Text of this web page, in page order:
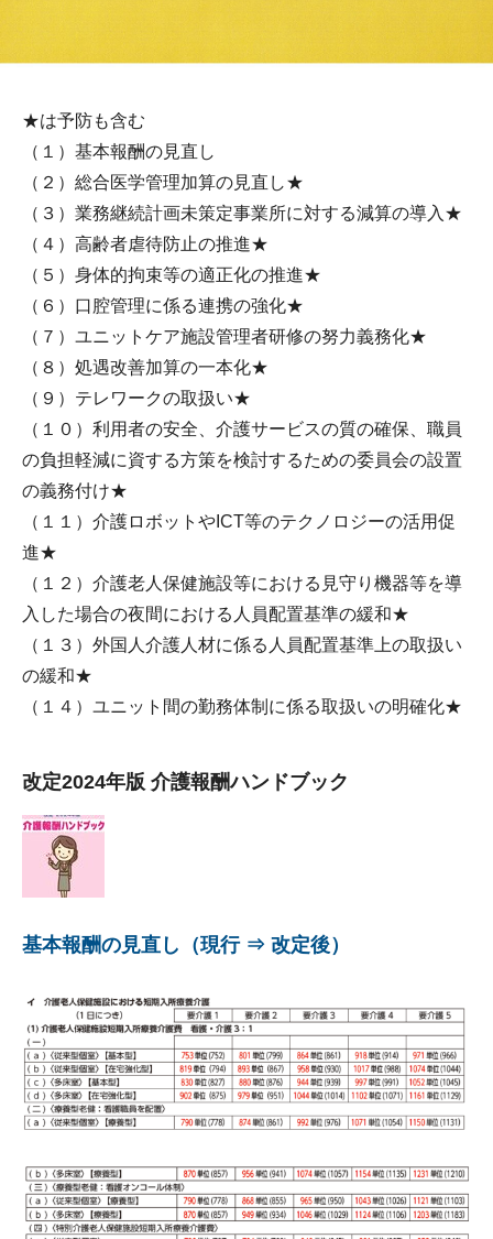
★は予防も含む
（１）基本報酬の見直し
（２）総合医学管理加算の見直し★
（３）業務継続計画未策定事業所に対する減算の導入★
（４）高齢者虐待防止の推進★
（５）身体的拘束等の適正化の推進★
（６）口腔管理に係る連携の強化★
（７）ユニットケア施設管理者研修の努力義務化★
（８）処遇改善加算の一本化★
（９）テレワークの取扱い★
（１０）利用者の安全、介護サービスの質の確保、職員
の負担軽減に資する方策を検討するための委員会の設置
の義務付け★
（１１）介護ロボットやICT等のテクノロジーの活用促
進★
（１２）介護老人保健施設等における見守り機器等を導
入した場合の夜間における人員配置基準の緩和★
（１３）外国人介護人材に係る人員配置基準上の取扱い
の緩和★
（１４）ユニット間の勤務体制に係る取扱いの明確化★
改定2024年版 介護報酬ハンドブック
基本報酬の見直し（現行 ⇒ 改定後）